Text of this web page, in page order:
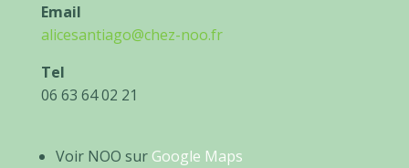
Email
alicesantiago@chez-noo.fr
Tel
06 63 64 02 21
Voir NOO sur Google Maps